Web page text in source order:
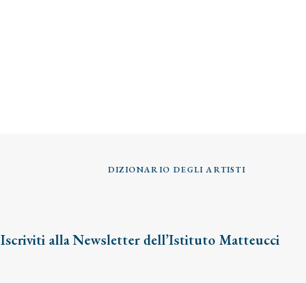
DIZIONARIO DEGLI ARTISTI
Iscriviti alla Newsletter dell’Istituto Matteucci